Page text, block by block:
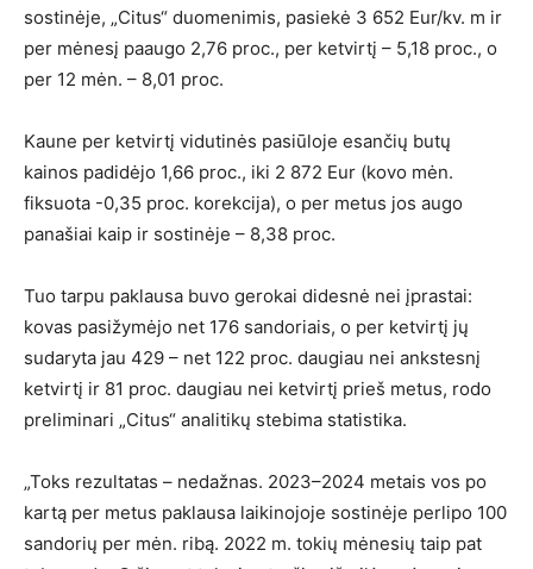
sostinėje, „Citus“ duomenimis, pasiekė 3 652 Eur/kv. m ir
per mėnesį paaugo 2,76 proc., per ketvirtį – 5,18 proc., o
per 12 mėn. – 8,01 proc.
Kaune per ketvirtį vidutinės pasiūloje esančių butų
kainos padidėjo 1,66 proc., iki 2 872 Eur (kovo mėn.
fiksuota -0,35 proc. korekcija), o per metus jos augo
panašiai kaip ir sostinėje – 8,38 proc.
Tuo tarpu paklausa buvo gerokai didesnė nei įprastai:
kovas pasižymėjo net 176 sandoriais, o per ketvirtį jų
sudaryta jau 429 – net 122 proc. daugiau nei ankstesnį
ketvirtį ir 81 proc. daugiau nei ketvirtį prieš metus, rodo
preliminari „Citus“ analitikų stebima statistika.
„Toks rezultatas – nedažnas. 2023–2024 metais vos po
kartą per metus paklausa laikinojoje sostinėje perlipo 100
sandorių per mėn. ribą. 2022 m. tokių mėnesių taip pat